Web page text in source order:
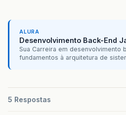
ALURA
Desenvolvimento Back-End
Sua Carreira em desenvolvimento
fundamentos à arquitetura de
5 Respostas